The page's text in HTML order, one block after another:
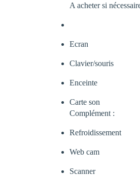
A acheter si
Ecran
Clavier/souris
Enceinte
Carte son
Complément :
Refroidissement
Web cam
Scanner